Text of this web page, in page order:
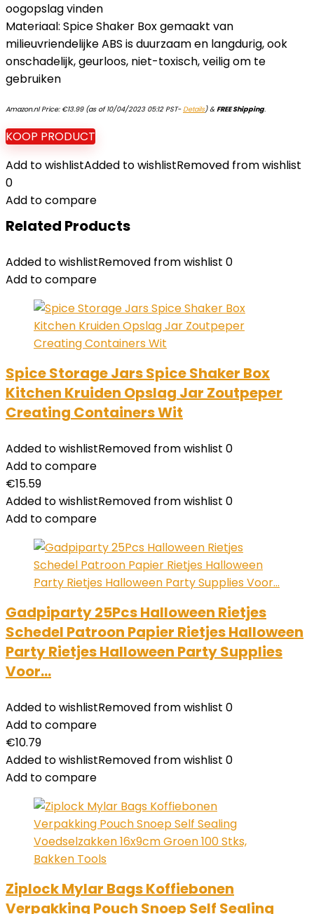
oogopslag vinden
Materiaal: Spice Shaker Box gemaakt van
milieuvriendelijke ABS is duurzaam en langdurig, ook
onschadelijk, geurloos, niet-toxisch, veilig om te
gebruiken
Amazon.nl Price: €13.99(as of 10/04/2023 05:12 PST-Details)&FREE Shipping.
KOOP PRODUCT
Add to wishlistAdded to wishlistRemoved from wishlist
0
Add to compare
Related Products
Added to wishlistRemoved from wishlist 0
Add to compare
Spice Storage Jars Spice Shaker Box
Kitchen Kruiden Opslag Jar Zoutpeper
Creating Containers Wit
Added to wishlistRemoved from wishlist 0
Add to compare
€15.59
Added to wishlistRemoved from wishlist 0
Add to compare
Gadpiparty 25Pcs Halloween Rietjes
Schedel Patroon Papier Rietjes Halloween
Party Rietjes Halloween Party Supplies
Voor…
Added to wishlistRemoved from wishlist 0
Add to compare
€10.79
Added to wishlistRemoved from wishlist 0
Add to compare
Ziplock Mylar Bags Koffiebonen
Verpakking Pouch Snoep Self Sealing